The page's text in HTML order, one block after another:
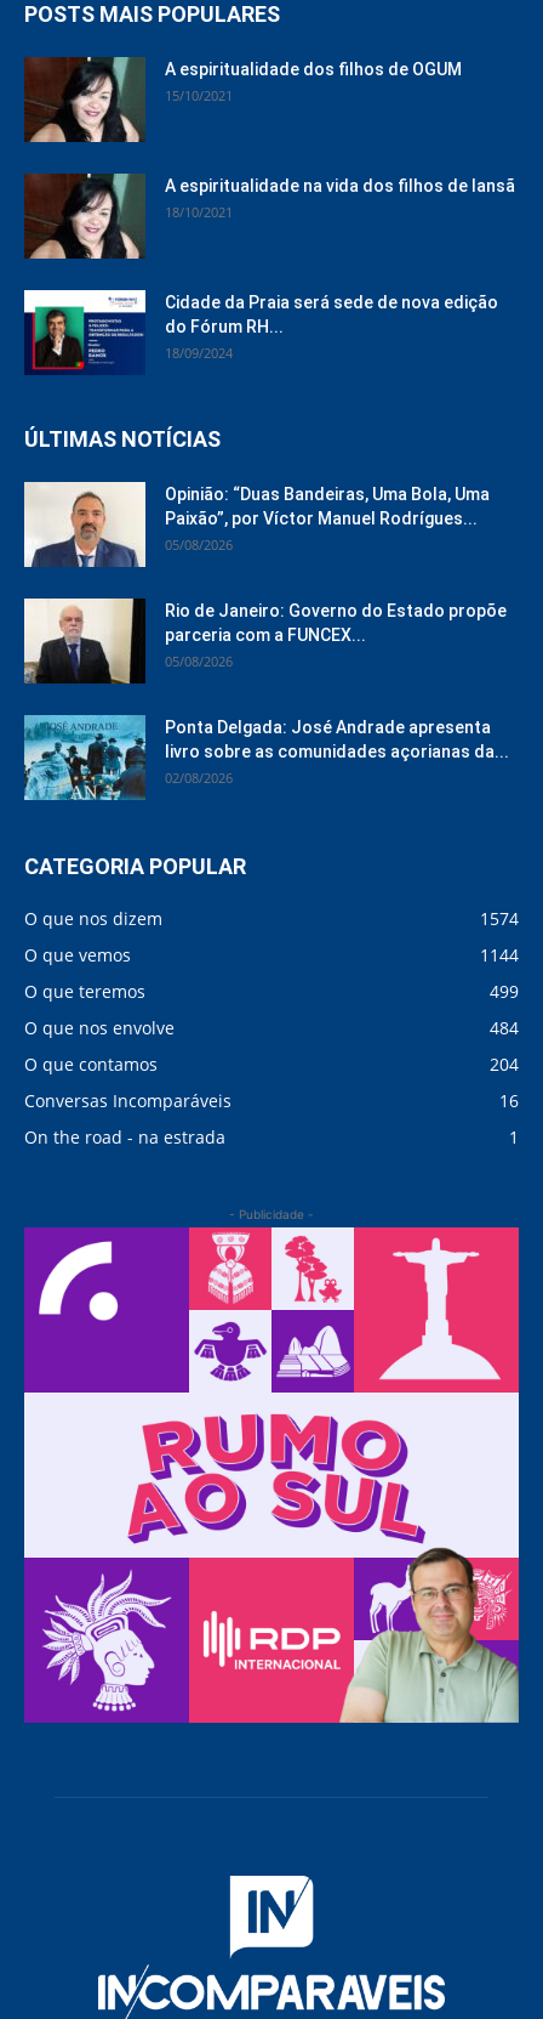
POSTS MAIS POPULARES
A espiritualidade dos filhos de OGUM
15/10/2021
A espiritualidade na vida dos filhos de Iansã
18/10/2021
Cidade da Praia será sede de nova edição
do Fórum RH...
18/09/2024
ÚLTIMAS NOTÍCIAS
Opinião: “Duas Bandeiras, Uma Bola, Uma
Paixão”, por Víctor Manuel Rodrígues...
05/08/2026
Rio de Janeiro: Governo do Estado propõe
parceria com a FUNCEX...
05/08/2026
Ponta Delgada: José Andrade apresenta
livro sobre as comunidades açorianas da...
02/08/2026
CATEGORIA POPULAR
O que nos dizem
1574
O que vemos
1144
O que teremos
499
O que nos envolve
484
O que contamos
204
Conversas Incomparáveis
16
On the road - na estrada
1
- Publicidade -